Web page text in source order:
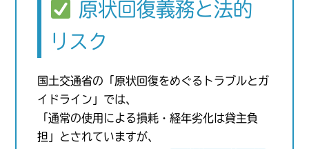
原状回復義務と法的
リスク
国土交通省の「原状回復をめぐるトラブルとガ
イドライン」では、
「通常の使用による損耗・経年劣化は貸主負
担」とされていますが、